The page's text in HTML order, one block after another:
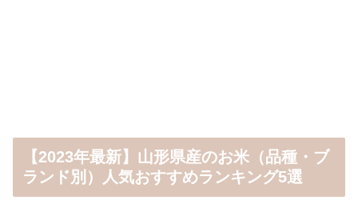
【2023年最新】山形県産のお米（品種・ブ
ランド別）人気おすすめランキング5選